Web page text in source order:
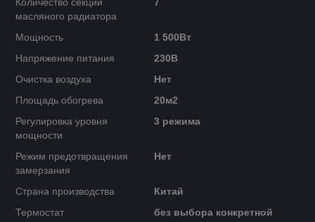
масляного радиатора
Мощность
1 500Вт
Напряжение питания
230В
Очистка воздуха
Нет
Площадь обогрева
20м2
Регулировка уровня
мощности
3 режима
Режим предотвращения
замерзания
Нет
Страна производства
Китай
Термостат
без выбора конкретной